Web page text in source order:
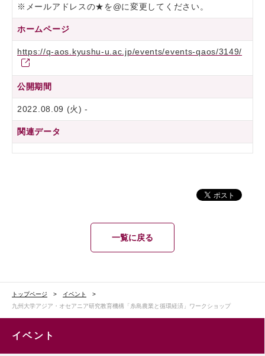
※メールアドレスの★を@に変更してください。
ホームページ
https://q-aos.kyushu-u.ac.jp/events/events-qaos/3149/
公開期間
2022.08.09 (火) -
関連データ
一覧に戻る
トップページ
イベント
九州大学アジア・オセアニア研究教育機構「糸島農業と循環経済」ワークショップ
イベント